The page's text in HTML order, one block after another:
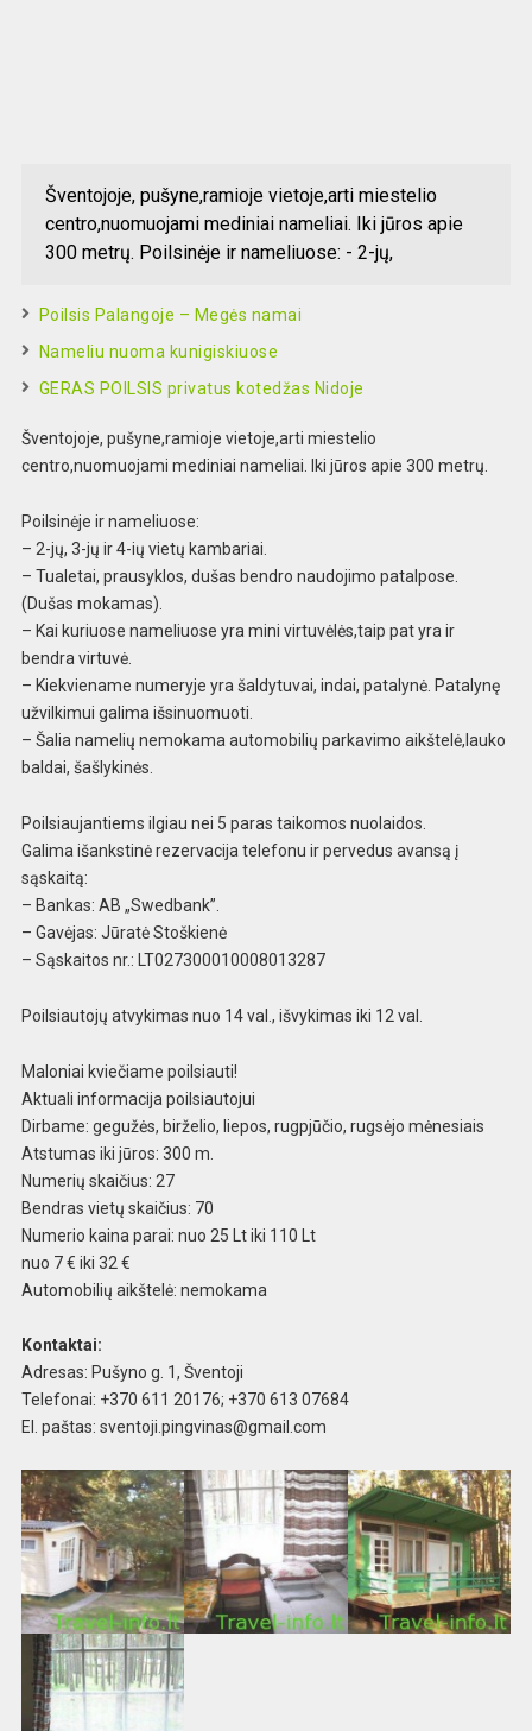
Šventojoje, pušyne,ramioje vietoje,arti miestelio
centro,nuomuojami mediniai nameliai. Iki jūros apie
300 metrų. Poilsinėje ir nameliuose: - 2-jų,
Poilsis Palangoje – Megės namai
Nameliu nuoma kunigiskiuose
GERAS POILSIS privatus kotedžas Nidoje
Šventojoje, pušyne,ramioje vietoje,arti miestelio
centro,nuomuojami mediniai nameliai. Iki jūros apie 300 metrų.
Poilsinėje ir nameliuose:
– 2-jų, 3-jų ir 4-ių vietų kambariai.
– Tualetai, prausyklos, dušas bendro naudojimo patalpose.
(Dušas mokamas).
– Kai kuriuose nameliuose yra mini virtuvėlės,taip pat yra ir
bendra virtuvė.
– Kiekviename numeryje yra šaldytuvai, indai, patalynė. Patalynę
užvilkimui galima išsinuomuoti.
– Šalia namelių nemokama automobilių parkavimo aikštelė,lauko
baldai, šašlykinės.
Poilsiaujantiems ilgiau nei 5 paras taikomos nuolaidos.
Galima išankstinė rezervacija telefonu ir pervedus avansą į
sąskaitą:
– Bankas: AB „Swedbank”.
– Gavėjas: Jūratė Stoškienė
– Sąskaitos nr.: LT027300010008013287
Poilsiautojų atvykimas nuo 14 val., išvykimas iki 12 val.
Maloniai kviečiame poilsiauti!
Aktuali informacija poilsiautojui
Dirbame: gegužės, birželio, liepos, rugpjūčio, rugsėjo mėnesiais
Atstumas iki jūros: 300 m.
Numerių skaičius: 27
Bendras vietų skaičius: 70
Numerio kaina parai: nuo 25 Lt iki 110 Lt
nuo 7 € iki 32 €
Automobilių aikštelė: nemokama
Kontaktai:
Adresas: Pušyno g. 1, Šventoji
Telefonai: +370 611 20176; +370 613 07684
El. paštas: sventoji.pingvinas@gmail.com